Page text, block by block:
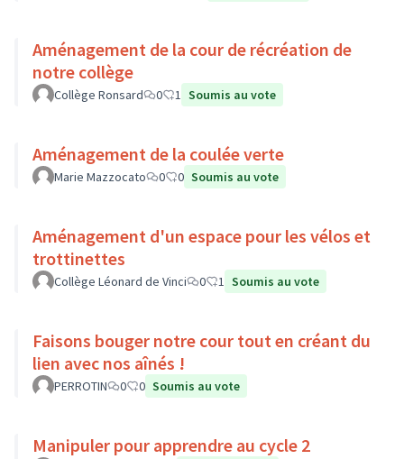
Aménagement de la cour de récréation de
notre collège
Collège Ronsard 0 1 Soumis au vote
Aménagement de la coulée verte
Marie Mazzocato 0 0 Soumis au vote
Aménagement d'un espace pour les vélos et
trottinettes
Collège Léonard de Vinci 0 1 Soumis au vote
Faisons bouger notre cour tout en créant du
lien avec nos aînés !
PERROTIN 0 0 Soumis au vote
Manipuler pour apprendre au cycle 2